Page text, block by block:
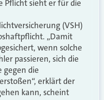
Pflicht sieht er für die
(VSH)
„Damit
wenn solche
passieren, sich die
gegen die
erklärt der
kann, scheint